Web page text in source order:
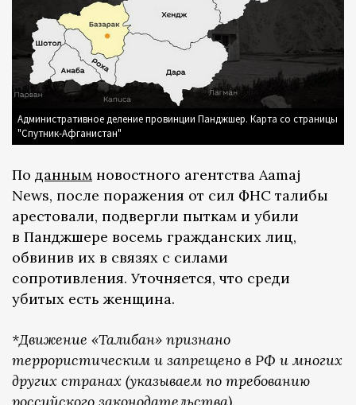
Административное деление провинции Панджшер. Карта со страницы
"Спутник-Афганистан"
По данным новостного агентства Aamaj
News, после поражения от сил ФНС талибы
арестовали, подвергли пыткам и убили
в Панджшере восемь гражданских лиц,
обвинив их в связях с силами
сопротивления. Уточняется, что среди
убитых есть женщина.
*Движение «Талибан» признано
террористическим и запрещено в РФ и многих
других странах (указываем по требованию
российского законодательства).